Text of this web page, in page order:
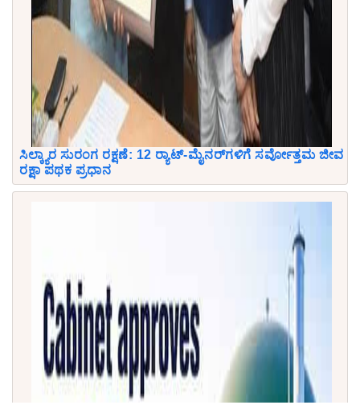
ಸಿಲ್ಕ್ಯಾರ ಸುರಂಗ ರಕ್ಷಣೆ: 12 ರ‍್ಯಾಟ್-ಮೈನರ್‌ಗಳಿಗೆ ಸರ್ವೋತ್ತಮ ಜೀವ
ರಕ್ಷಾ ಪಥಕ ಪ್ರಧಾನ